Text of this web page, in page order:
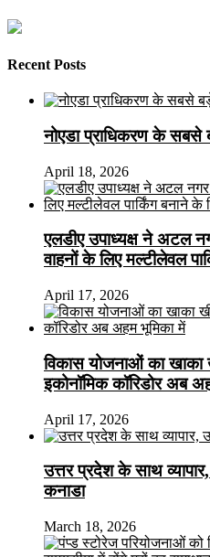
Recent Posts
नोएडा प्राधिकरण के सबसे
April 18, 2026
एलडीए उपाध्यक्ष ने अटल
वाहनों के लिए मल्टीलेवल
April 17, 2026
विकास योजनाओं का खाका
इकोनॉमिक कॉरिडोर अब
April 17, 2026
उत्तर प्रदेश के साथ
कनाडा
March 18, 2026